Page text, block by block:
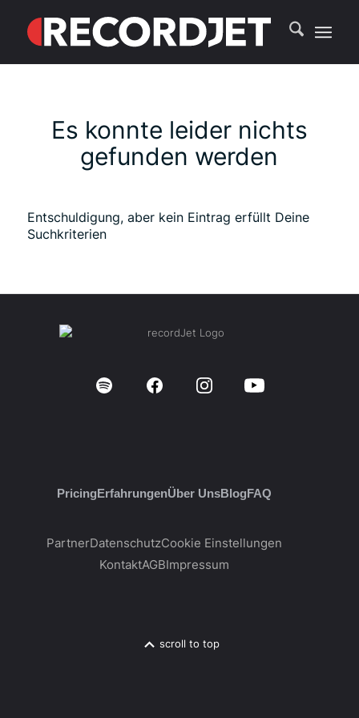
Es konnte leider nichts
gefunden werden
Entschuldigung, aber kein Eintrag erfüllt Deine
Suchkriterien
PricingErfahrungenÜber UnsBlogFAQ
PartnerDatenschutzCookie Einstellungen
KontaktAGBImpressum
scroll to top